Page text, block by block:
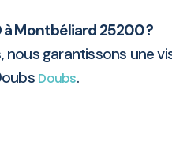
Montbéliard 25200 ?
garantissons une
Doubs.